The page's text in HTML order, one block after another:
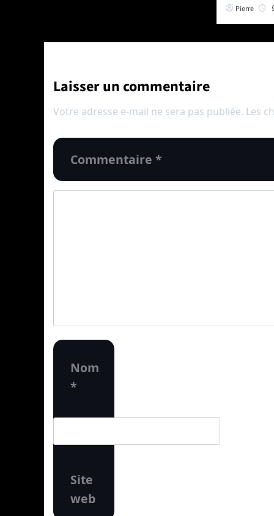
Pierre
Laisser un commentaire
Votre adresse e-mail ne sera pas publiée. Les
Commentaire *
Nom
*
Site
web